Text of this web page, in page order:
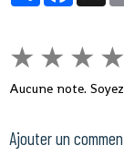
★ ★ ★ ★
Aucune note.
Ajouter un